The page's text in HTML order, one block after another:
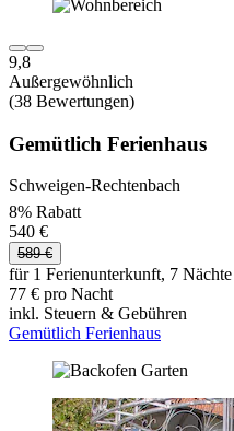
9,8
Außergewöhnlich
(38 Bewertungen)
Gemütlich Ferienhaus
Schweigen-Rechtenbach
8% Rabatt
540 €
589 €
für 1 Ferienunterkunft, 7 Nächte
77 € pro Nacht
inkl. Steuern & Gebühren
Gemütlich Ferienhaus